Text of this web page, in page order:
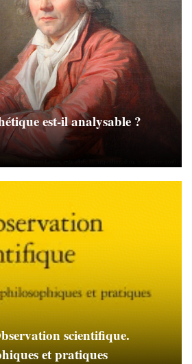
est-il analysable ?
scientifique.
et pratiques